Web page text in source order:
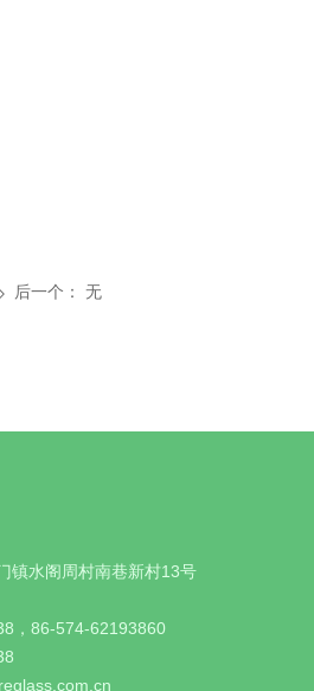
后一个： 无
镇水阁周村南巷新村13号
，86-574-62193860